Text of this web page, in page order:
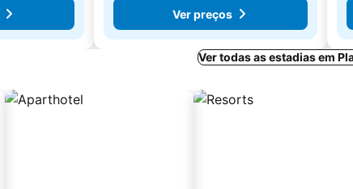
Ver preços
Ver todas as estadias em